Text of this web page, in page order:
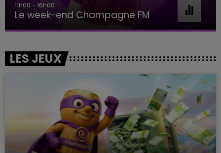
11h00 - 16h00
Le week-end Champagne FM
LES JEUX